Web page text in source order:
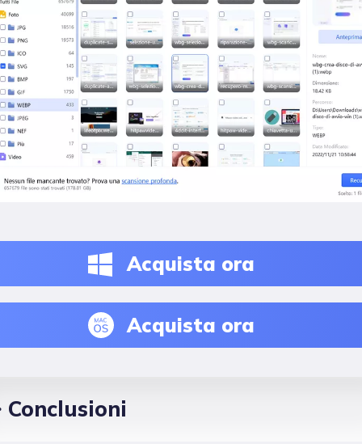
Acquista ora
Acquista ora
Conclusioni